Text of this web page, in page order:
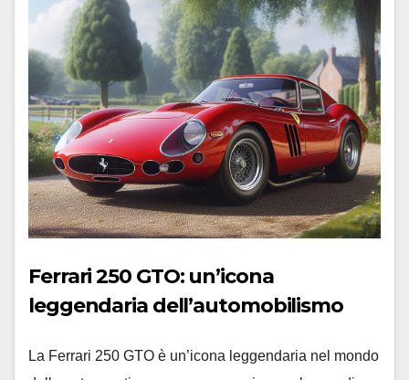
Ferrari 250 GTO: un’icona
leggendaria dell’automobilismo
La Ferrari 250 GTO è un’icona leggendaria nel mondo